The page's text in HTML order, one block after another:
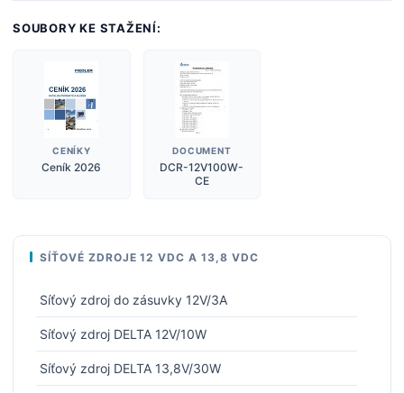
SOUBORY KE STAŽENÍ:
CENÍKY
Ceník 2026
DOCUMENT
DCR-12V100W-
CE
SÍŤOVÉ ZDROJE 12 VDC A 13,8 VDC
Síťový zdroj do zásuvky 12V/3A
Síťový zdroj DELTA 12V/10W
Síťový zdroj DELTA 13,8V/30W